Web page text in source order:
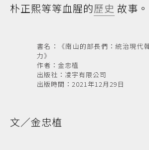
朴正熙等等血腥的歷史 故事。
書名：《南山的部長們：統治現代
力》
作者：金忠植
出版社：凌宇有限公司
出版時間：2021年12月29日
文／金忠植